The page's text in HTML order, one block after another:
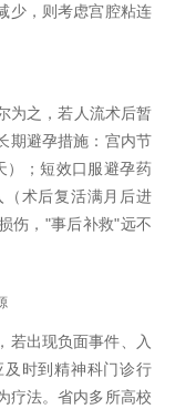
少，则考虑宫腔粘连
为之，若人流术后暂
期避孕措施：宫内节
）；短效口服避孕药
（术后复活满月后进
伤，"事后补救"远不
若出现负面事件、入
时到精神科门诊行
疗法。省内多所高校